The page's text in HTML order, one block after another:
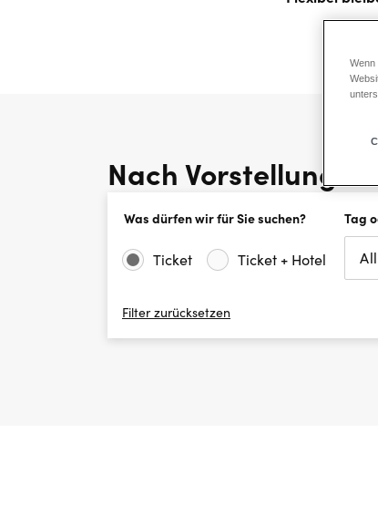
Nach Vorstellungen
Was dürfen wir für Sie suchen?
Ticket Ticket + Hotel
Tag
Filter zurücksetzen
Wenn